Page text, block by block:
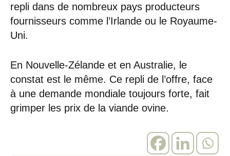
repli dans de nombreux pays producteurs
fournisseurs comme l’Irlande ou le Royaume-
Uni.
En Nouvelle-Zélande et en Australie, le
constat est le même. Ce repli de l’offre, face
à une demande mondiale toujours forte, fait
grimper les prix de la viande ovine.